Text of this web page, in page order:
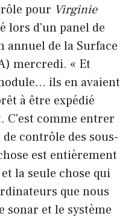
pour Virginie
lors d'un panel de
annuel de la Surface
mercredi. « Et
ils en avaient
à être expédié
C'est comme entrer
contrôle des sous-
est entièrement
la seule chose qui
que nous
sonar et le système